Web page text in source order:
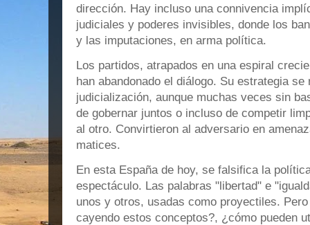
dirección. Hay incluso una connivencia
judiciales y poderes invisibles, donde los
y las imputaciones, en arma política.
Los partidos, atrapados en una espiral
han abandonado el diálogo. Su estrategia
judicialización, aunque muchas veces sin
de gobernar juntos o incluso de competir
al otro. Convirtieron al adversario en
matices.
En esta España de hoy, se falsifica la
espectáculo. Las palabras "libertad" e
unos y otros, usadas como proyectiles.
cayendo estos conceptos?, ¿cómo pueden